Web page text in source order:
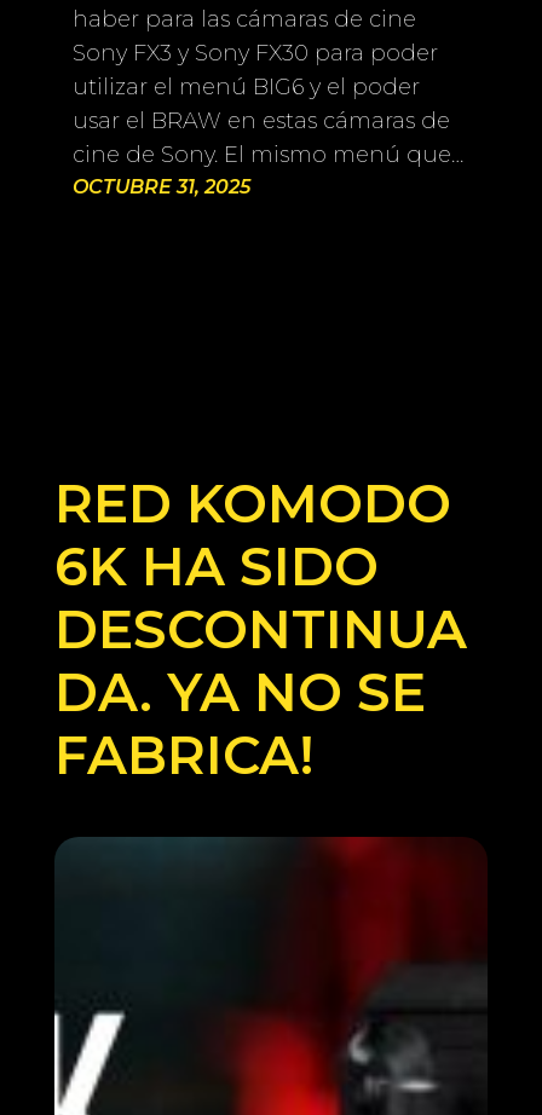
haber para las cámaras de cine
Sony FX3 y Sony FX30 para poder
utilizar el menú BIG6 y el poder
usar el BRAW en estas cámaras de
cine de Sony. El mismo menú que…
OCTUBRE 31, 2025
RED KOMODO
6K HA SIDO
DESCONTINUA
DA. YA NO SE
FABRICA!